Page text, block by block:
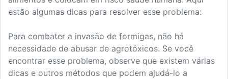
estão algumas dicas para resolver esse problema:
Para combater a invasão de formigas, não há
necessidade de abusar de agrotóxicos. Se você
encontrar esse problema, observe que existem várias
dicas e outros métodos que podem ajudá-lo a